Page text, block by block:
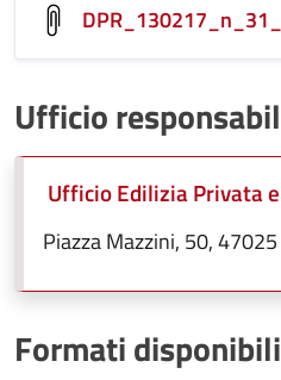
Ufficio
Ufficio Edilizia Privata
Piazza Mazzini, 50, 47025
Formati disponibili